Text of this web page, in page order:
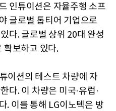
인튜이션은 자율주행 소프
글로벌 톱티어 기업으로
다. 글로벌 상위 20대 완성
확보하고 있다.
이션의 테스트 차량에 자
다. 이 차량은 미국·유럽·
. 이를 통해 LG이노텍은 방